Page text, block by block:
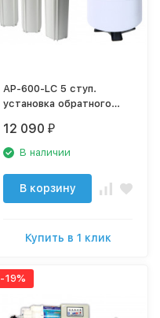
AP-600-LC 5 ступ.
установка обратного
12 090 ₽
В наличии
В корзину
Купить в 1 клик
-19%